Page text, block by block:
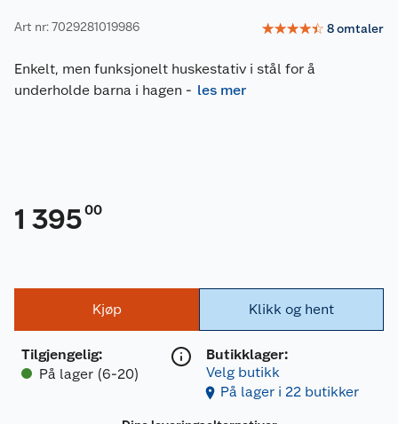
Art nr: 7029281019986 ☆☆☆☆☆ 8omtaler
Enkelt, men funksjonelt huskestativ i stål for å
underholde barna i hagen - les mer
1 39500
Kjøp
Tilgjengelig:
På lager (6-20)
Klikk og hent
Butikklager:
Velg butikk
På lager i 22 butikker